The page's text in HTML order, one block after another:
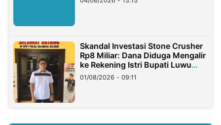
Skandal Investasi Stone Crusher
Rp8 Miliar: Dana Diduga Mengalir
ke Rekening Istri Bupati Luwu
Timur
01/08/2026 - 09:11